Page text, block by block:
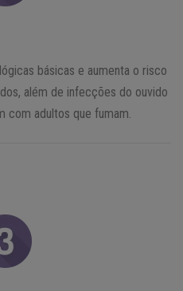
básicas e aumenta o risco
além de infecções do ouvido
com adultos que fumam.